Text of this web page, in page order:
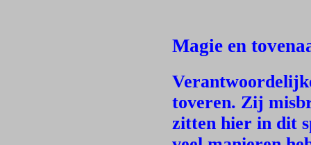
Magie en
toveren. Zij
zitten hier in dit